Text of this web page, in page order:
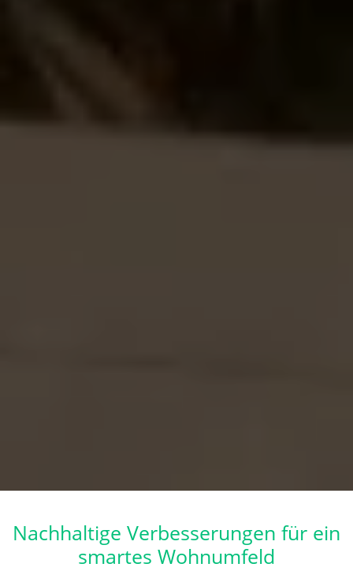
Nachhaltige Verbesserungen für ein
smartes Wohnumfeld